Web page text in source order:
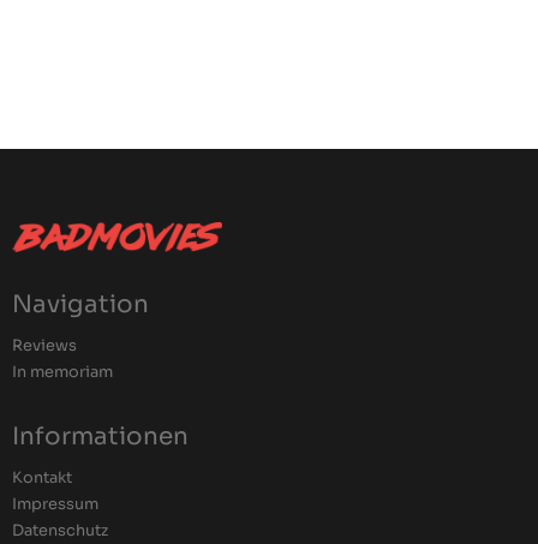
Navigation
Reviews
In memoriam
Informationen
Kontakt
Impressum
Datenschutz